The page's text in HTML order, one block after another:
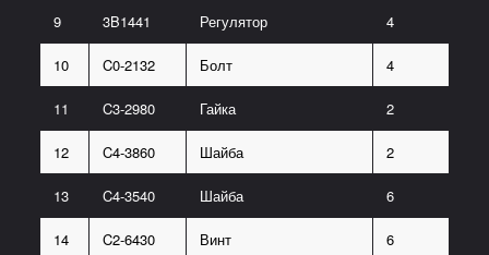
9 3B1441 Регулятор 4
10 C0-2132 Болт 4
11 C3-2980 Гайка 2
12 C4-3860 Шайба 2
13 C4-3540 Шайба 6
14 C2-6430 Винт 6